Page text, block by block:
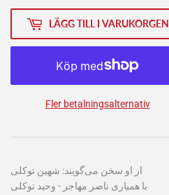
LÄGG TILL I VARUKORGEN
Fler betalningsalternativ
با همیاری ناصر مهاجر - وحید توکلی